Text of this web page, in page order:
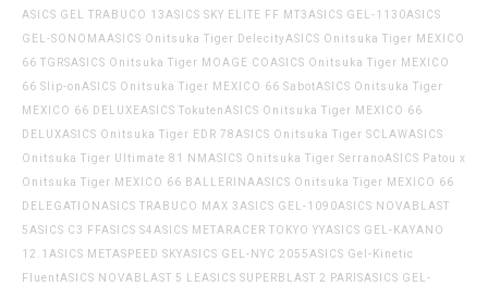
ASICS GEL TRABUCO 13ASICS SKY ELITE FF MT3ASICS GEL-1130ASICS
GEL-SONOMAASICS Onitsuka Tiger DelecityASICS Onitsuka Tiger MEXICO
66 TGRSASICS Onitsuka Tiger MOAGE COASICS Onitsuka Tiger MEXICO
66 Slip-onASICS Onitsuka Tiger MEXICO 66 SabotASICS Onitsuka Tiger
MEXICO 66 DELUXEASICS TokutenASICS Onitsuka Tiger MEXICO 66
DELUXASICS Onitsuka Tiger EDR 78ASICS Onitsuka Tiger SCLAWASICS
Onitsuka Tiger Ultimate 81 NMASICS Onitsuka Tiger SerranoASICS Patou x
Onitsuka Tiger MEXICO 66 BALLERINAASICS Onitsuka Tiger MEXICO 66
DELEGATIONASICS TRABUCO MAX 3ASICS GEL-1090ASICS NOVABLAST
5ASICS C3 FFASICS S4ASICS METARACER TOKYO YYASICS GEL-KAYANO
12.1ASICS METASPEED SKYASICS GEL-NYC 2055ASICS Gel-Kinetic
FluentASICS NOVABLAST 5 LEASICS SUPERBLAST 2 PARISASICS GEL-